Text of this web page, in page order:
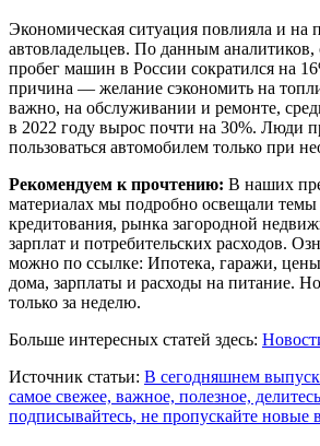
Экономическая ситуация повлияла и на
автовладельцев. По данным аналитиков,
пробег машин в России сократился на
причина — желание сэкономить на
важно, на обслуживании и ремонте,
в 2022 году вырос почти на 30%. Люди
пользоваться автомобилем только при
Рекомендуем к прочтению: В наших
материалах мы подробно освещали темы
кредитования, рынка загородной
зарплат и потребительских расходов.
можно по ссылке: Ипотека, гаражи,
дома, зарплаты и расходы на питание.
только за неделю.
Больше интересных статей здесь:
Источник статьи: В сегодняшнем
самое свежее, важное, полезное,
подписывайтесь, не пропускайте новые